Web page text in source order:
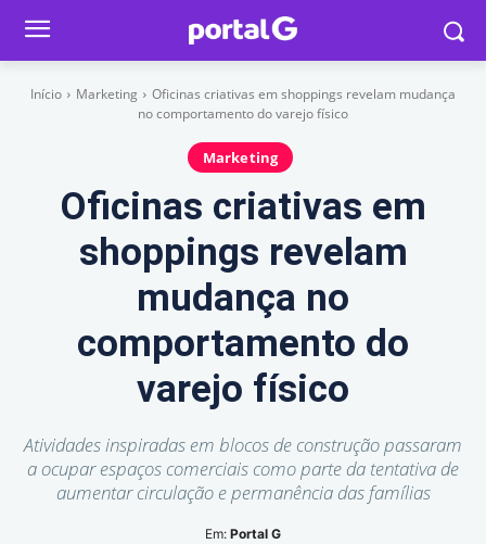
Início Marketing
Oficinas criativas em shoppings revelam mudança
no comportamento do varejo físico
Marketing
Oficinas criativas em
shoppings revelam
mudança no
comportamento do
varejo físico
Atividades inspiradas em blocos de construção passaram
a ocupar espaços comerciais como parte da tentativa de
aumentar circulação e permanência das famílias
Em: Portal G